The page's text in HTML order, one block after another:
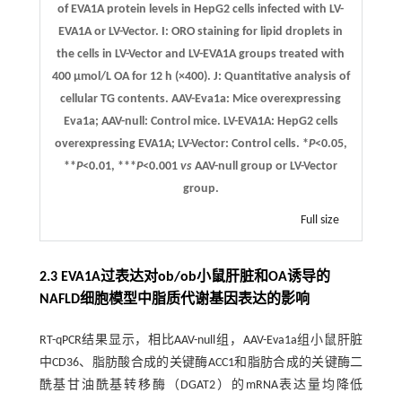
of EVA1A protein levels in HepG2 cells infected with LV-
EVA1A or LV-Vector. I: ORO staining for lipid droplets in
the cells in LV-Vector and LV-EVA1A groups treated with
400 μmol/L OA for 12 h (×400). J: Quantitative analysis of
cellular TG contents. AAV-Eva1a: Mice overexpressing
Eva1a; AAV-null: Control mice. LV-EVA1A: HepG2 cells
overexpressing EVA1A; LV-Vector: Control cells. *P<0.05,
**P<0.01, ***P<0.001vs AAV-null group or LV-Vector
group.
Full size
2.3 EVA1A过表达对ob/ob小鼠肝脏和OA诱导的
NAFLD细胞模型中脂质代谢基因表达的影响
RT-qPCR结果显示，相比AAV-null组，AAV-Eva1a组小鼠肝脏
中CD36、脂肪酸合成的关键酶ACC1和脂肪合成的关键酶二
酰基甘油酰基转移酶（DGAT2）的mRNA表达量均降低